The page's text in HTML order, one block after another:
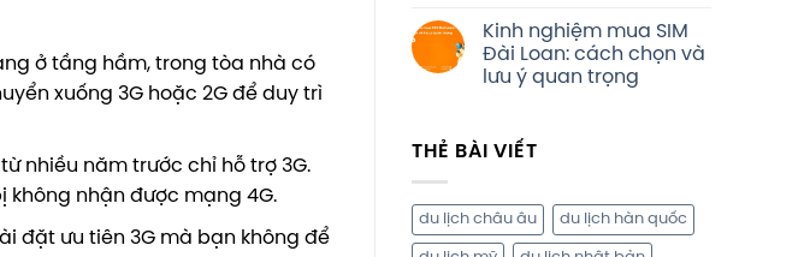
ở tầng hầm, trong tòa nhà có
xuống 3G hoặc 2G để duy trì
nhiều năm trước chỉ hỗ trợ 3G.
không nhận được mạng 4G.
đặt ưu tiên 3G mà bạn không để
Kinh nghiệm mua SIM
Đài Loan: cách chọn và
lưu ý quan trọng
THẺ BÀI VIẾT
du lịch châu âu du lịch hàn quốc